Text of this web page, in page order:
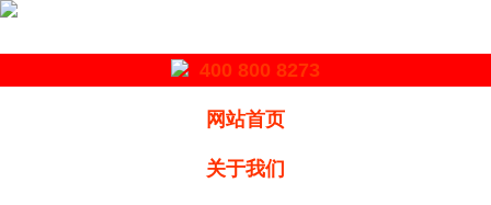
400 800 8273
网站首页
关于我们